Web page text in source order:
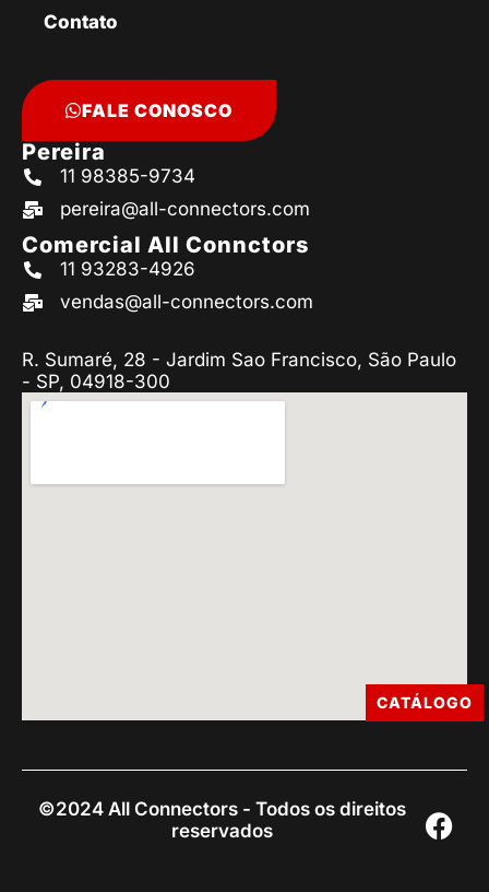
Contato
FALE CONOSCO
Pereira
11 98385-9734
pereira@all-connectors.com
Comercial All Connctors
11 93283-4926
vendas@all-connectors.com
R. Sumaré, 28 - Jardim Sao Francisco, São Paulo
- SP, 04918-300
©2024 All Connectors - Todos os direitos
reservados
CATÁLOGO